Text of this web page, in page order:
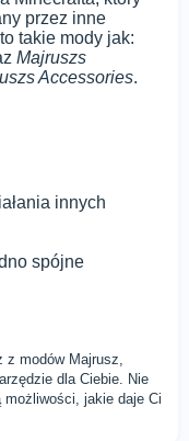
przez inne
takie mody jak:
Majruszs
Accessories.
innych
spójne
z modów Majrusz,
dla Ciebie. Nie
jakie daje Ci